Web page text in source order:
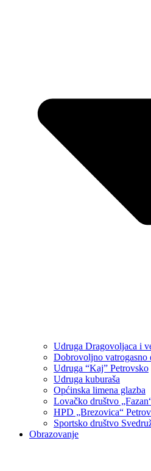
Udruga Dragovoljaca i
Dobrovoljno vatrogasno
Udruga “Kaj” Petrovsko
Udruga kuburaša
Općinska limena glazba
Lovačko društvo
HPD „Brezovica“
Sportsko društvo
Obrazovanje